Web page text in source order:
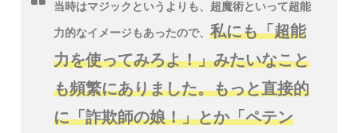
当時はマジックというよりも、超魔術といって超能
力的なイメージもあったので、 私にも「超能
力を使ってみろよ！」みたいなこと
も頻繁にありました。もっと直接的
に「詐欺師の娘！」とか「ペテン